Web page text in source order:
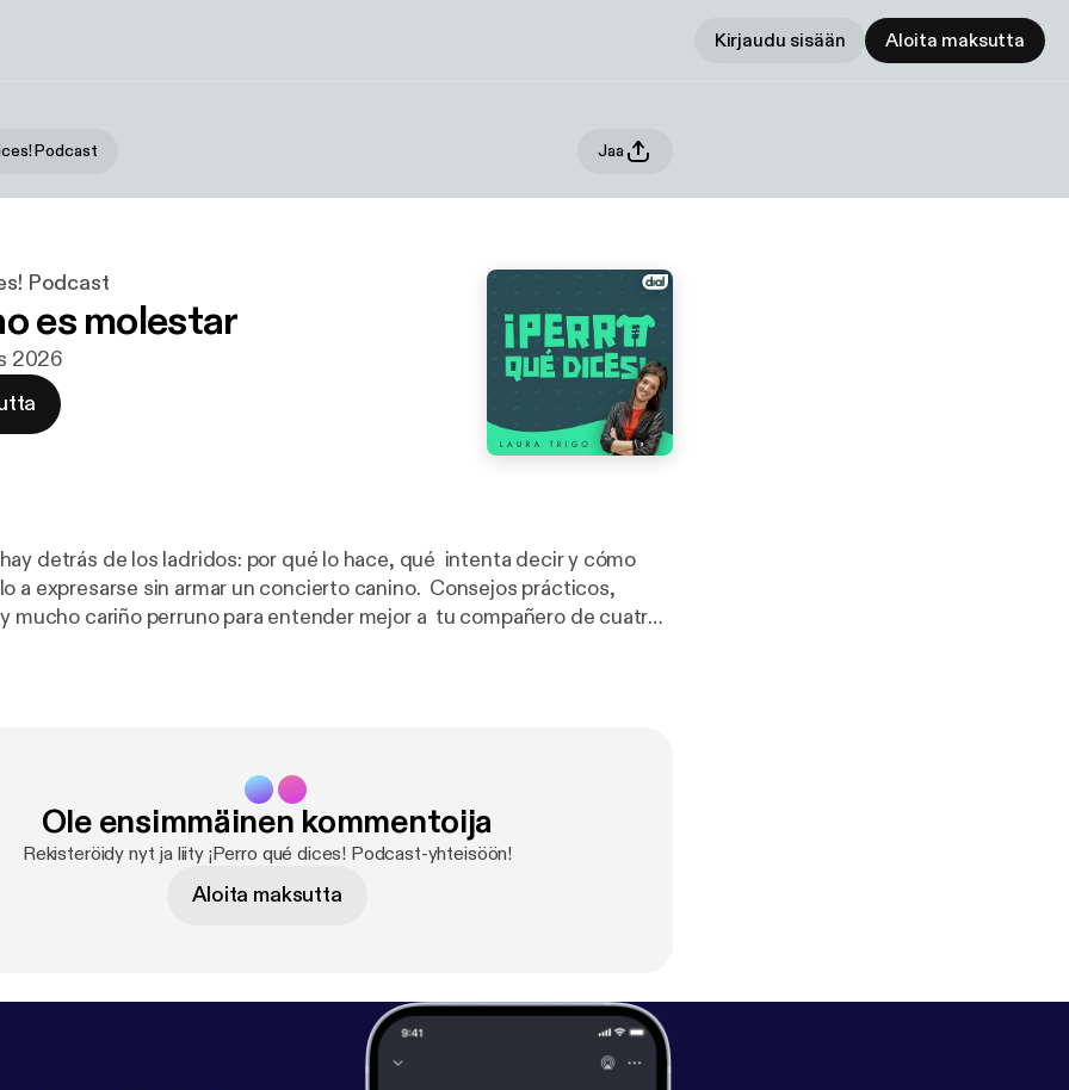
Kirjaudu sisään Aloita maksutta
Podcast Jaa
Podcast
es molestar
2026
detrás de los ladridos: por qué lo hace, qué intenta decir y cómo
a expresarse sin armar un concierto canino. Consejos prácticos,
mucho cariño perruno para entender mejor a tu compañero de cuatro
Ole ensimmäinen kommentoija
Rekisteröidy nyt ja liity ¡Perro qué dices! Podcast-yhteisöön!
Aloita maksutta